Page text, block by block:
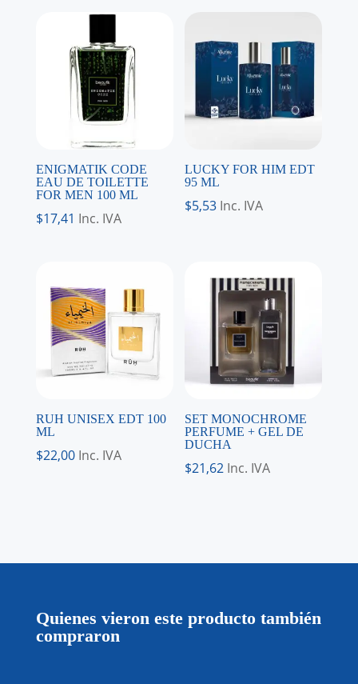
ENIGMATIK CODE
EAU DE TOILETTE
FOR MEN 100 ML
$17,41 Inc. IVA
LUCKY FOR HIM EDT
95 ML
$5,53 Inc. IVA
RUH UNISEX EDT 100
ML
$22,00 Inc. IVA
SET MONOCHROME
PERFUME + GEL DE
DUCHA
$21,62 Inc. IVA
Quienes vieron este producto también
compraron